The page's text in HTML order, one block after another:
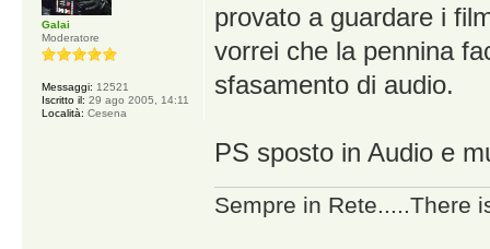
provato a guardare i
vorrei che la pennina
sfasamento di audio.
PS sposto in Audio e
Sempre in Rete.....There
Galai
Moderatore
Messaggi: 12521
Iscritto il: 29 ago 2005, 14:11
Località: Cesena